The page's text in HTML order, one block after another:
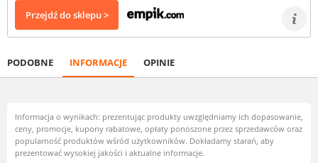
Przejdź do sklepu >
PODOBNE INFORMACJE OPINIE
Informacja o wynikach: prezentując produkty uwzględniamy ich dopasowanie,
ceny, promocje, kupony rabatowe, opłaty ponoszone przez sprzedawców oraz
popularność produktów wśród użytkowników. Dokładamy starań, aby
prezentować wysokiej jakości i aktualne informacje.